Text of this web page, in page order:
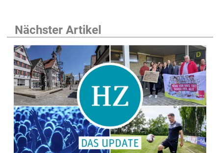
Nächster Artikel